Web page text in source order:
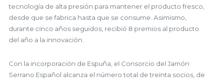
tecnología de alta presión para mantener el producto fresco,
desde que se fabrica hasta que se consume. Asimismo,
durante cinco años seguidos, recibió 8 premios al producto
del año a la innovación.
Con la incorporación de Espuña, el Consorcio del Jamón
Serrano Español alcanza el número total de treinta socios, de